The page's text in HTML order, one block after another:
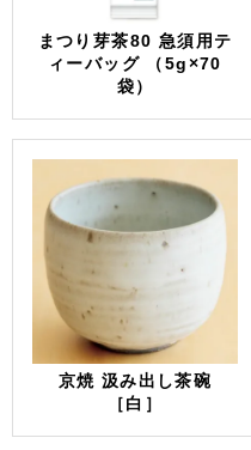
まつり芽茶80 急須用テ
ィーバッグ （5g×70
袋）
京焼 汲み出し茶碗
［白］